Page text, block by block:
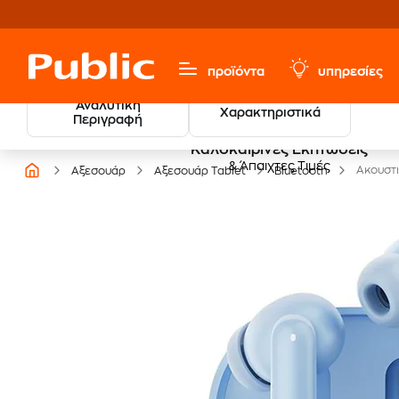
προϊόντα υπηρεσίες
Αναλυτική
Περιγραφή
Χαρακτηριστικά
Καλοκαιρινές Εκπτώσεις
& Άπαιχτες Τιμές
Αξεσουάρ Αξεσουάρ Tablet Bluetooth